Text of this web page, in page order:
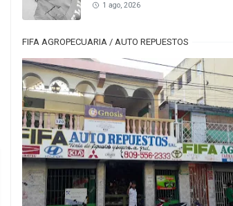
1 ago, 2026
FIFA AGROPECUARIA / AUTO REPUESTOS